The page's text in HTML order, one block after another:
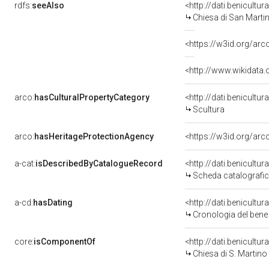
rdfs:seeAlso
<http://
Chiesa di San
<https://w3id.org/
<http://
arco:hasCulturalPropertyCategory
<http://
Scultura
arco:hasHeritageProtectionAgency <https://w3id.org/
a-cat:isDescribedByCatalogueRecord
<http://
Scheda
a-cd:hasDating
<http://
Cronologia del
core:isComponentOf
<http://
Chiesa di S. Martino